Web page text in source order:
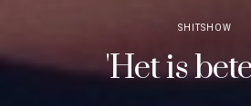
SHITSHOW
'Het is